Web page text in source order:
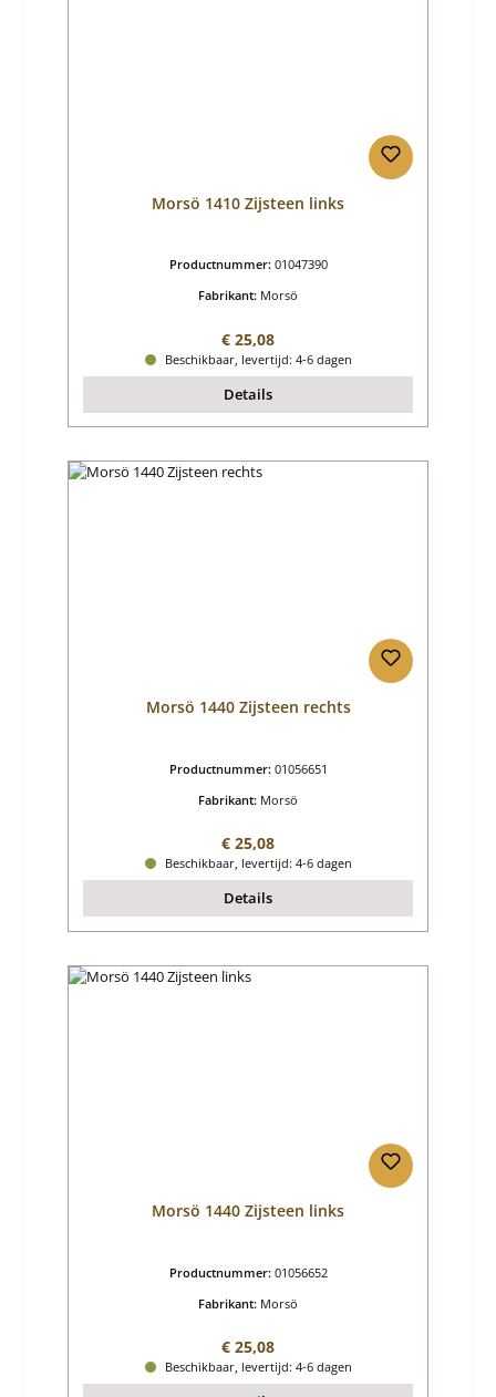
Morsö 1410 Zijsteen links
Productnummer: 01047390
Fabrikant: Morsö
Normale prijs:
€ 25,08
Beschikbaar, levertijd: 4-6 dagen
Details
Morsö 1440 Zijsteen rechts
Productnummer: 01056651
Fabrikant: Morsö
Normale prijs:
€ 25,08
Beschikbaar, levertijd: 4-6 dagen
Details
Morsö 1440 Zijsteen links
Productnummer: 01056652
Fabrikant: Morsö
Normale prijs:
€ 25,08
Beschikbaar, levertijd: 4-6 dagen